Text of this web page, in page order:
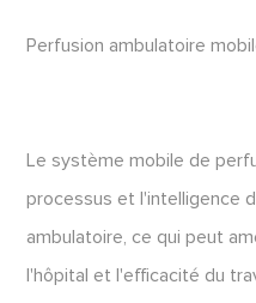
Perfusion ambulatoire
Le système mobile de
processus et l'intelligence
ambulatoire, ce qui peut
l'hôpital et l'efficacité du